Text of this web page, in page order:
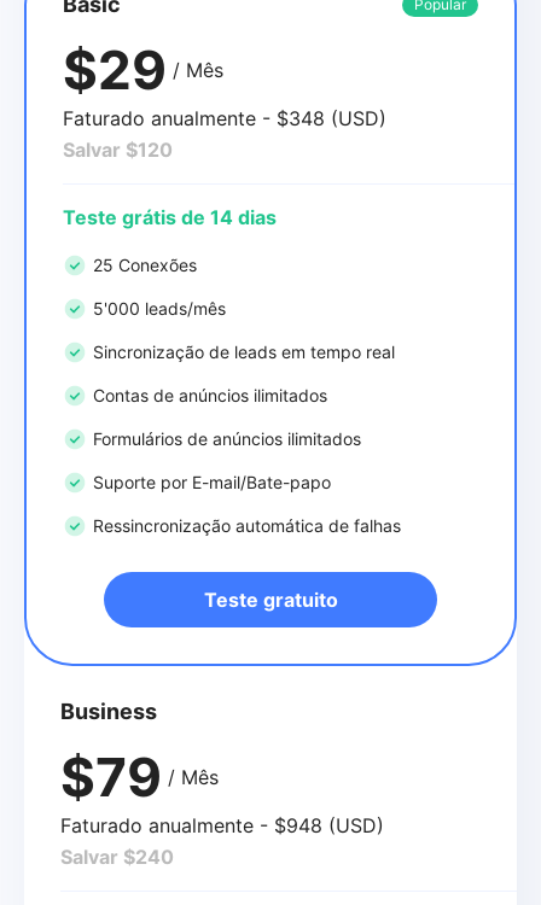
Popular
$29 / Mês
Faturado anualmente - $348 (USD)
Salvar $120
Teste grátis de 14 dias
25 Conexões
5'000 leads/mês
Sincronização de leads em tempo real
Contas de anúncios ilimitados
Formulários de anúncios ilimitados
Suporte por E-mail/Bate-papo
Ressincronização automática de falhas
Teste gratuito
Business
$79 / Mês
Faturado anualmente - $948 (USD)
Salvar $240